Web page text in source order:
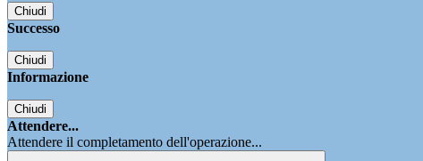
Chiudi
Successo
Chiudi
Informazione
Chiudi
Attendere...
Attendere il completamento dell'operazione...